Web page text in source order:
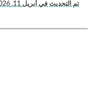
تم التحديث في أبريل 11, 2026